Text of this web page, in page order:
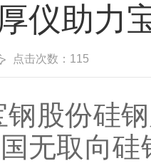
仪助力
点击次数：115
份硅钢
无取向